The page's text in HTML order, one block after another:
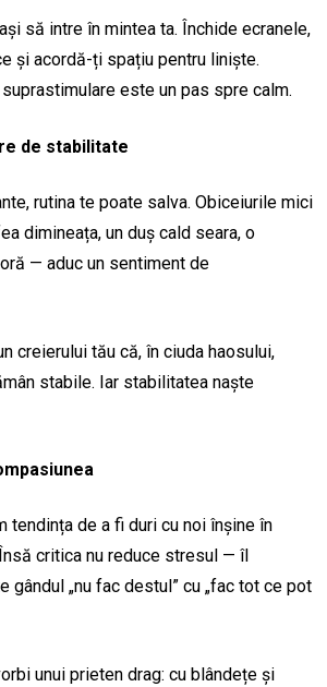
să intre în mintea ta. Închide ecranele,
și acordă-ți spațiu pentru liniște.
este un pas spre calm.
de stabilitate
rutina te poate salva. Obiceiurile mici
dimineața, un duș cald seara, o
— aduc un sentiment de
creierului tău că, în ciuda haosului,
stabile. Iar stabilitatea naște
tendința de a fi duri cu noi înșine în
critica nu reduce stresul — îl
gândul „nu fac destul” cu „fac tot ce pot
unui prieten drag: cu blândețe și